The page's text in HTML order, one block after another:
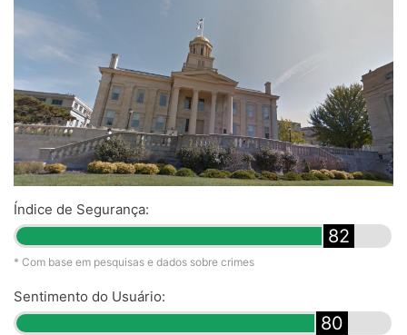
Índice de Segurança:
82
* Com base em pesquisas e dados sobre crimes
Sentimento do Usuário:
80